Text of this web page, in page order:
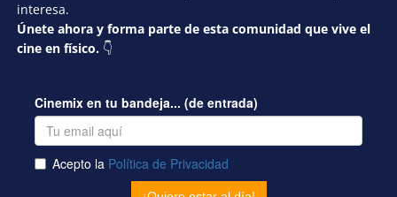
interesa.
Únete ahora y forma parte de esta comunidad que vive el
cine en físico. 👇